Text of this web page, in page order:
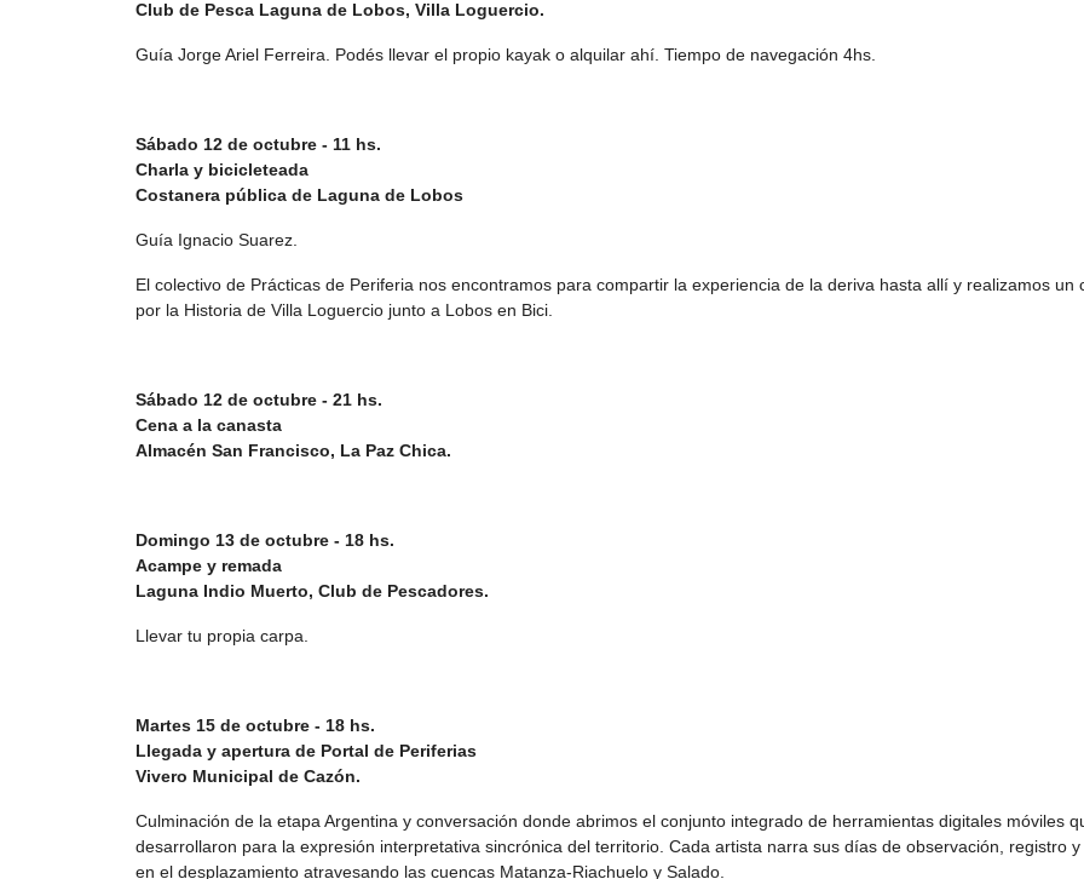
Club de Pesca Laguna de Lobos, Villa Loguercio.
Guía Jorge Ariel Ferreira. Podés llevar el propio kayak o alquilar ahí. Tiempo de navegación 4hs.
Sábado 12 de octubre - 11 hs.
Charla y bicicleteada
Costanera pública de Laguna de Lobos
Guía Ignacio Suarez.
El colectivo de Prácticas de Periferia nos encontramos para compartir la experiencia de la deriva hasta allí y realizamos un
por la Historia de Villa Loguercio junto a Lobos en Bici.
Sábado 12 de octubre - 21 hs.
Cena a la canasta
Almacén San Francisco, La Paz Chica.
Domingo 13 de octubre - 18 hs.
Acampe y remada
Laguna Indio Muerto, Club de Pescadores.
Llevar tu propia carpa.
Martes 15 de octubre - 18 hs.
Llegada y apertura de Portal de Periferias
Vivero Municipal de Cazón.
Culminación de la etapa Argentina y conversación donde abrimos el conjunto integrado de herramientas digitales móviles
desarrollaron para la expresión interpretativa sincrónica del territorio. Cada artista narra sus días de observación, registro y
en el desplazamiento atravesando las cuencas Matanza-Riachuelo y Salado.